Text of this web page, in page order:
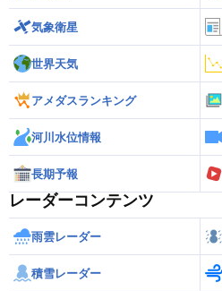
気象衛星
世界天気
アメダスランキング
河川水位情報
長期予報
レーダーコンテンツ
雨雲レーダー
積雪レーダー